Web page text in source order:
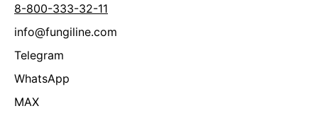
8-800-333-32-11
info@fungiline.com
Telegram
WhatsApp
MAX